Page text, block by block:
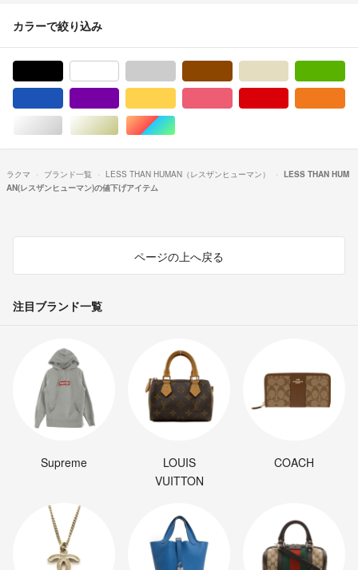
カラーで絞り込み
シルバー/銀色系ゴールド/金色系マルチカラー
ラクマ ブランド一覧 LESS THAN HUMAN（レスザンヒューマン）
LESS THAN HUM
AN(レスザンヒューマン)の値下げアイテム
ページの上へ戻る
注目ブランド一覧
Supreme
LOUIS
VUITTON
COACH